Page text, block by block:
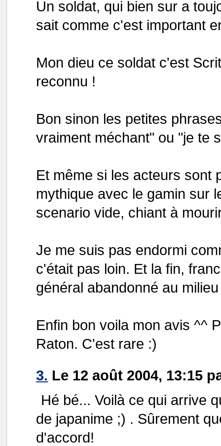
Un soldat, qui bien sur a
sait comme c'est important
Mon dieu ce soldat c'est
reconnu !
Bon sinon les petites
vraiment méchant" ou "je te
Et même si les acteurs sont
mythique avec le gamin sur
scenario vide, chiant à
Je me suis pas endormi
c'était pas loin. Et la fin,
général abandonné au
Enfin bon voila mon avis ^^
Raton. C'est rare :)
3. Le 12 août 2004, 13:15
Hé bé... Voilà ce qui arrive
de japanime ;) . Sûrement
d'accord!